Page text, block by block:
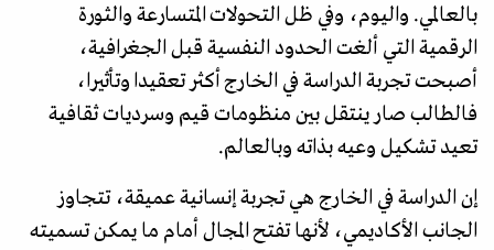
بالعالمي. واليوم، وفي ظل التحولات المتسارعة والثورة
الرقمية التي ألغت الحدود النفسية قبل الجغرافية،
أصبحت تجربة الدراسة في الخارج أكثر تعقيدا وتأثيرا،
فالطالب صار ينتقل بين منظومات قيم وسرديات ثقافية
تعيد تشكيل وعيه بذاته وبالعالم.
إن الدراسة في الخارج هي تجربة إنسانية عميقة، تتجاوز
الجانب الأكاديمي، لأنها تفتح المجال أمام ما يمكن تسميته